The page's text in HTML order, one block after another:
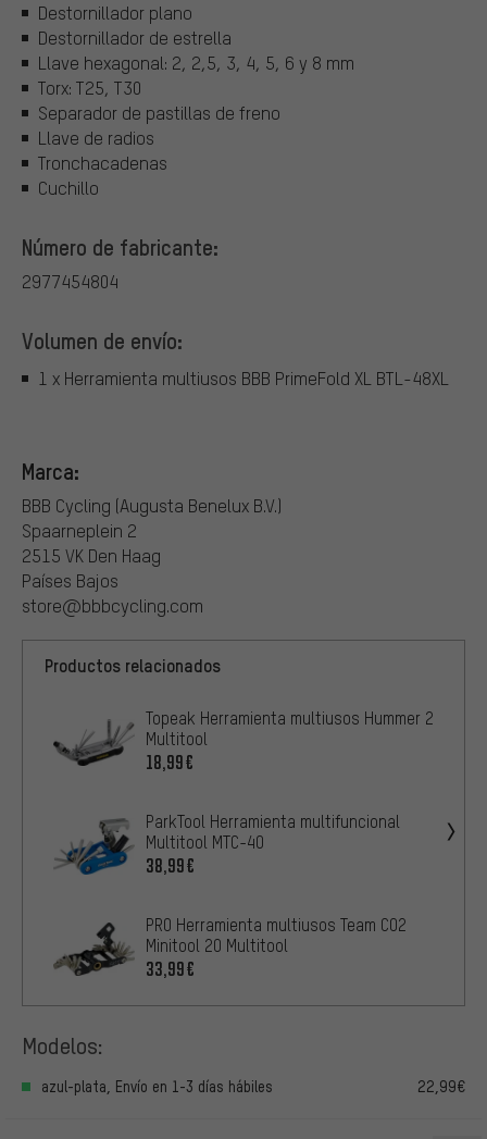
Destornillador plano
Destornillador de estrella
Llave hexagonal: 2, 2,5, 3, 4, 5, 6 y 8 mm
Torx: T25, T30
Separador de pastillas de freno
Llave de radios
Tronchacadenas
Cuchillo
Número de fabricante:
2977454804
Volumen de envío:
1 x Herramienta multiusos BBB PrimeFold XL BTL-48XL
Marca:
BBB Cycling (Augusta Benelux B.V.)
Spaarneplein 2
2515 VK Den Haag
Países Bajos
store@bbbcycling.com
Productos relacionados
Topeak Herramienta multiusos Hummer 2
Multitool
18,99€
ParkTool Herramienta multifuncional
Multitool MTC-40
38,99€
PRO Herramienta multiusos Team CO2
Minitool 20 Multitool
33,99€
Modelos:
azul-plata, Envío en 1-3 días hábiles 22,99€